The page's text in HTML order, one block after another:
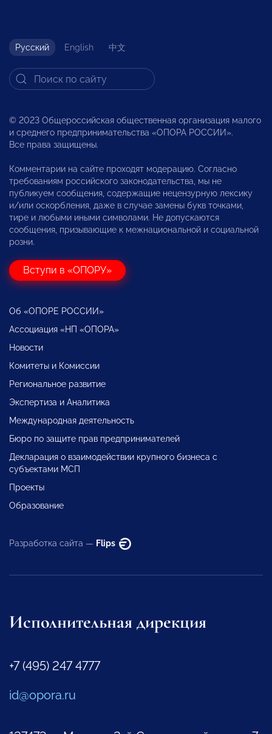
Русский English 中文
© 2023 Общероссийская общественная организация малого
и среднего предпринимательства «ОПОРА РОССИИ».
Все права защищены.
Комментарии на сайте проходят модерацию. Согласно
требованиям российского законодательства, мы не
публикуем сообщения, содержащие нецензурную лексику
и/или оскорбления, даже в случае замены букв точками,
тире и любыми иными символами. Не допускаются
сообщения, призывающие к межнациональной и социальной
розни.
Вступи в «ОПОРУ»
Об «ОПОРЕ РОССИИ»
Ассоциация «НП «ОПОРА»
Новости
Комитеты и Комиссии
Региональное развитие
Экспертиза и Аналитика
Международная деятельность
Бюро по защите прав предпринимателей
Декларация о взаимодействии крупного бизнеса с
субъектами МСП
Проекты
Образование
Разработка сайта — Flips
Исполнительная дирекция
+7 (495) 247 4777
id@opora.ru